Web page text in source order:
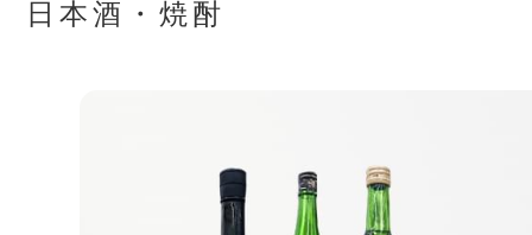
日本酒・焼酎